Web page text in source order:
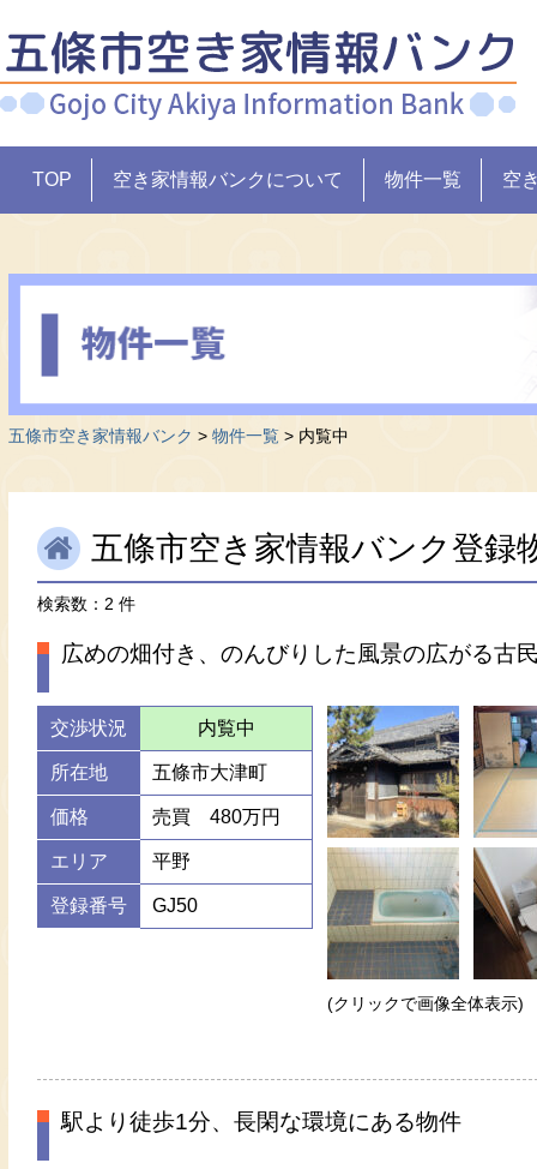
TOP 空き家情報バンクについて 物件一覧 空
五條市空き家情報バンク > 物件一覧 > 内覧中
五條市空き家情報バンク登録
検索数：2 件
広めの畑付き、のんびりした風景の広がる古
交渉状況 内覧中
所在地 五條市大津町
価格 売買 480万円
エリア 平野
登録番号 GJ50
(クリックで画像全体表示)
駅より徒歩1分、長閑な環境にある物件